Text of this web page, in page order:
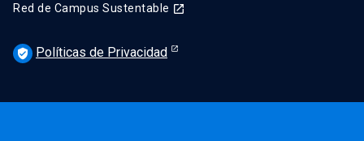
Red de Campus Sustentable launch
verified_user Políticas de Privacidad